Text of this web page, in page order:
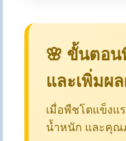
🌸 ขั้นตอน
และเพิ่มผ
เมื่อพืชโตแข็งแ
น้ำหนัก และคุณ